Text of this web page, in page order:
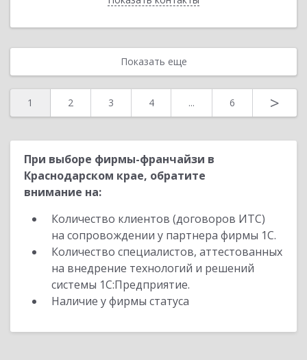
Показать еще
1 2 3 4 ... 6 >
При выборе фирмы-франчайзи в
Краснодарском крае, обратите
внимание на:
Количество клиентов (договоров ИТС)
на сопровождении у партнера фирмы 1С.
Количество специалистов, аттестованных
на внедрение технологий и решений
системы 1С:Предприятие.
Наличие у фирмы статуса